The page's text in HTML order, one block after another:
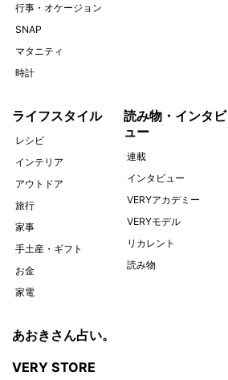
行事・オケージョン
SNAP
マタニティ
時計
ライフスタイル
レシピ
インテリア
アウトドア
旅行
家事
手土産・ギフト
お金
家電
読み物・インタビ
ュー
連載
インタビュー
VERYアカデミー
VERYモデル
リカレント
読み物
あおきさん占い。
VERY STORE